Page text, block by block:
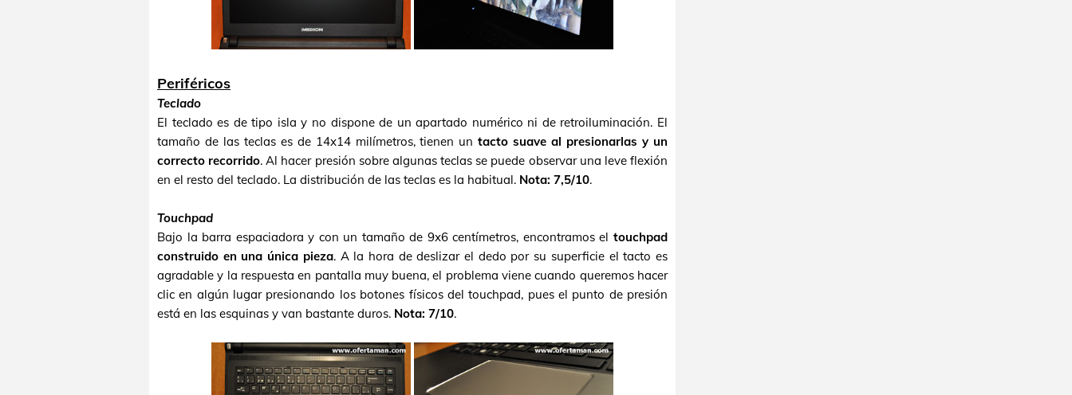
Periféricos
Teclado
El teclado es de tipo isla y no dispone de un apartado numérico ni de retroiluminación. El
tamaño de las teclas es de 14x14 milímetros, tienen untacto suave al presionarlas y un
correcto recorrido. Al hacer presión sobre algunas teclas se puede observar una leve flexión
en el resto del teclado. La distribución de las teclas es la habitual. Nota: 7,5/10.
Touchpad
Bajo la barra espaciadora y con un tamaño de 9x6 centímetros, encontramos el touchpad
construido en una única pieza. A la hora de deslizar el dedo por su superficie el tacto es
agradable y la respuesta en pantalla muy buena, el problema viene cuando queremos hacer
clic en algún lugar presionando los botones físicos del touchpad, pues el punto de presión
está en las esquinas y van bastante duros. Nota: 7/10.